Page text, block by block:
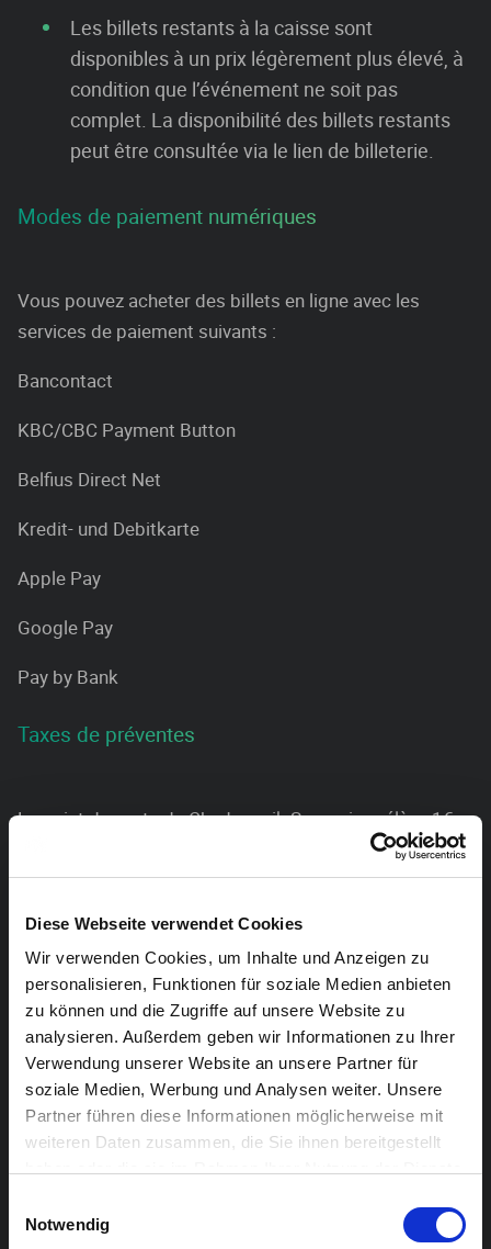
Diese Webseite verwendet Cookies
Wir verwenden Cookies, um Inhalte und Anzeigen zu
personalisieren, Funktionen für soziale Medien anbieten
zu können und die Zugriffe auf unsere Website zu
analysieren. Außerdem geben wir Informationen zu Ihrer
Verwendung unserer Website an unsere Partner für
soziale Medien, Werbung und Analysen weiter. Unsere
Partner führen diese Informationen möglicherweise mit
weiteren Daten zusammen, die Sie ihnen bereitgestellt
Notwendig
Les billets restants à la caisse sont
disponibles à un prix légèrement plus élevé, à
condition que l’événement ne soit pas
complet. La disponibilité des billets restants
peut être consultée via le lien de billeterie.
Modes de paiement numériques
Vous pouvez acheter des billets en ligne avec les
services de paiement suivants :
Bancontact
KBC/CBC Payment Button
Belfius Direct Net
Kredit- und Debitkarte
Apple Pay
Google Pay
Pay by Bank
Taxes de préventes
Le point de vente de Chudoscnik Sunergia prélève 1€
par billet pour les billets en papier d’organisateurs
externes qui organisent un événement au centre
Catégories de billets à prix réduit (Chudoscnik
Sunergia) :
Carte culturelle Sunergia :
en tant que détenteur de la carte culturelle Sunergia
tarif pour tous les événements organisés par